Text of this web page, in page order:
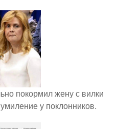
покормил жену с вилки
у поклонников.